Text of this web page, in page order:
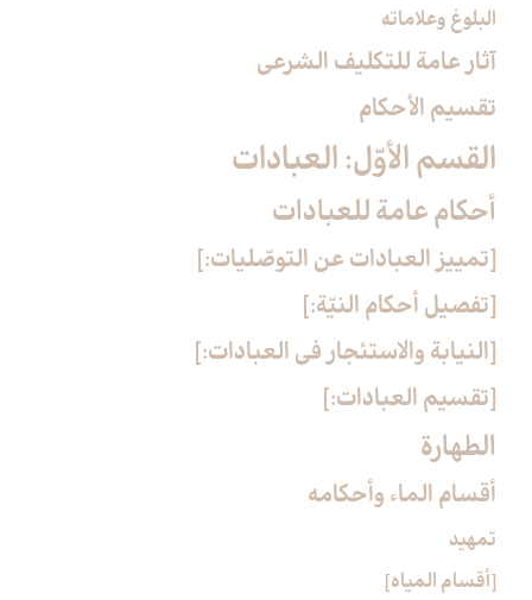
البلوغ وعلاماته
آثار عامة للتكليف الشرعي‏
تقسيم الأحكام‏
القسم الأوّل: العبادات‏
أحكام عامة للعبادات‏
[تمييز العبادات عن التوصّليات:]
[تفصيل أحكام النيّة:]
[النيابة والاستئجار في العبادات:]
[تقسيم العبادات:]
الطهارة
أقسام الماء وأحكامه‏
تمهيد
[أقسام المياه‏]